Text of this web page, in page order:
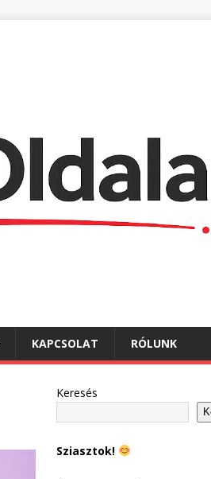
KAPCSOLAT RÓLUNK
Keresés
Sziasztok!